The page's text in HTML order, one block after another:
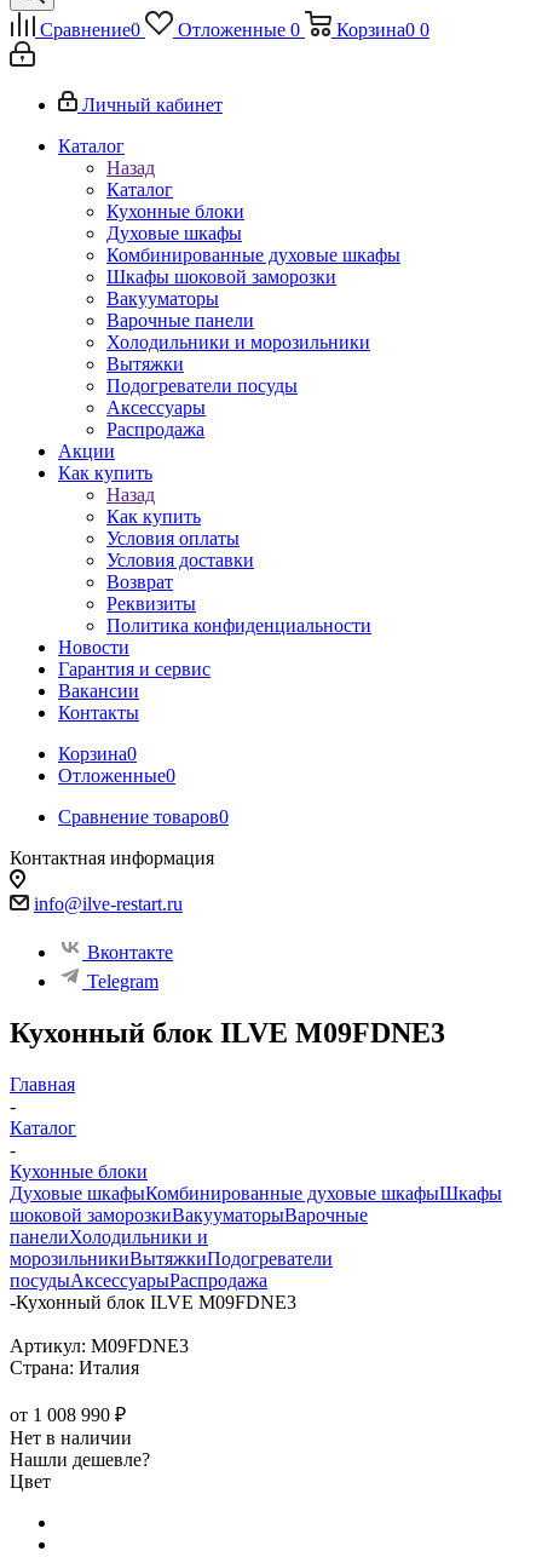
Сравнение0 Отложенные 0 Корзина0 0
Личный кабинет
Каталог
Назад
Каталог
Кухонные блоки
Духовые шкафы
Комбинированные духовые шкафы
Шкафы шоковой заморозки
Вакууматоры
Варочные панели
Холодильники и морозильники
Вытяжки
Подогреватели посуды
Аксессуары
Распродажа
Акции
Как купить
Назад
Как купить
Условия оплаты
Условия доставки
Возврат
Реквизиты
Политика конфиденциальности
Новости
Гарантия и сервис
Вакансии
Контакты
Корзина0
Отложенные0
Сравнение товаров0
Контактная информация
info@ilve-restart.ru
Вконтакте
Telegram
Кухонный блок ILVE M09FDNE3
Главная
-
Каталог
-
Кухонные блоки
Духовые шкафыКомбинированные духовые шкафыШкафы
шоковой заморозкиВакууматорыВарочные
панелиХолодильники и
морозильникиВытяжкиПодогреватели
посудыАксессуарыРаспродажа
-Кухонный блок ILVE M09FDNE3
Артикул: M09FDNE3
Страна: Италия
от 1 008 990 ₽
Нет в наличии
Нашли дешевле?
Цвет